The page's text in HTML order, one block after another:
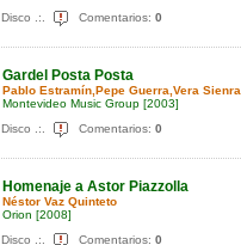
Disco .:. Comentarios: 0
Gardel Posta Posta
Pablo Estramín,Pepe Guerra,Vera Sienra
Montevideo Music Group [2003]
Disco .:. Comentarios: 0
Homenaje a Astor Piazzolla
Néstor Vaz Quinteto
Orion [2008]
Disco .:. Comentarios: 0